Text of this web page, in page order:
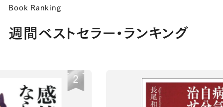
Book Ranking
週間ベストセラー・ランキング